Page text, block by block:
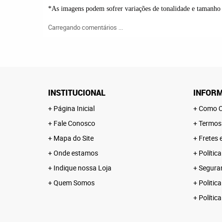
*As imagens podem sofrer variações de tonalidade e
Carregando comentários ...
INSTITUCIONAL
Página Inicial
Fale Conosco
Mapa do Site
Onde estamos
Indique nossa Loja
Quem Somos
Como
Fretes